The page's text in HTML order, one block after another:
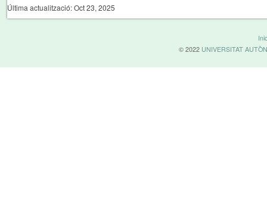
Última actualització: Oct 23, 2025
© 2022 UNIVERSITAT